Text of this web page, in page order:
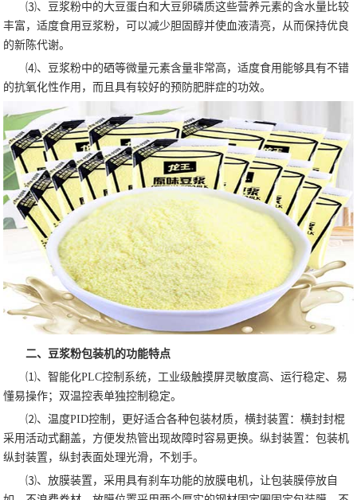
⑶、豆浆粉中的大豆蛋白和大豆卵磷质这些营养元素的含水量比较
丰富，适度食用豆浆粉，可以减少胆固醇并使血液清亮，从而保持优良
的新陈代谢。
⑷、豆浆粉中的硒等微量元素含量非常高，适度食用能够具有不错
的抗氧化性作用，而且具有较好的预防肥胖症的功效。
二、豆浆粉包装机的功能特点
⑴、智能化PLC控制系统，工业级触摸屏灵敏度高、运行稳定、易
懂易操作；双温控表单独控制稳定。
⑵、温度PID控制，更好适合各种包装材质，横封装置：横封封棍
采用活动式翻盖，方便发热管出现故障时容易更换。纵封装置：包装机
纵封装置，纵封表面处理光滑，不划手。
⑶、放膜装置，采用具有刹车功能的放膜电机，让包装膜停放自